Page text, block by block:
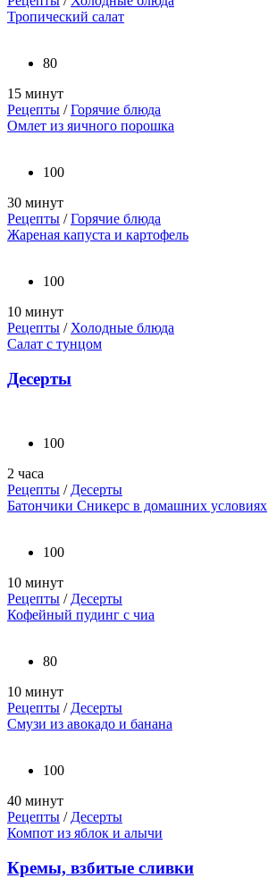
Тропический салат
80
15 минут
Рецепты /Горячие блюда
Омлет из яичного порошка
100
30 минут
Рецепты /Горячие блюда
Жареная капуста и картофель
100
10 минут
Рецепты / Холодные блюда
Салат с тунцом
Десерты
100
2 часа
Рецепты / Десерты
Батончики Сникерс в домашних условиях
100
10 минут
Рецепты / Десерты
Кофейный пудинг с чиа
80
10 минут
Рецепты / Десерты
Смузи из авокадо и банана
100
40 минут
Рецепты / Десерты
Компот из яблок и алычи
Кремы, взбитые сливки